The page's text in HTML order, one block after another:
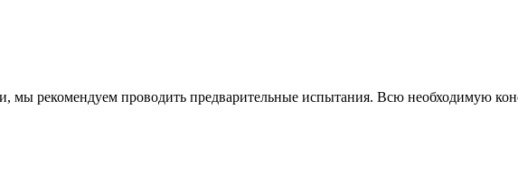
мы рекомендуем проводить предварительные испытания. Всю необходимую